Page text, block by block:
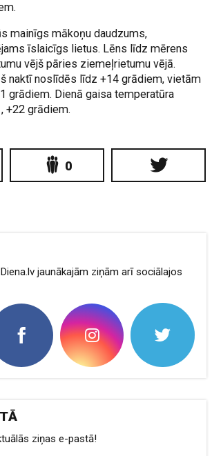
mainīgs mākoņu daudzums,
īslaicīgs lietus. Lēns līdz mērens
vējš pāries ziemeļrietumu vējā.
naktī noslīdēs līdz +14 grādiem, vietām
grādiem. Dienā gaisa temperatūra
+22 grādiem.
0
jaunākajām ziņām arī sociālajos
ziņas e-pastā!